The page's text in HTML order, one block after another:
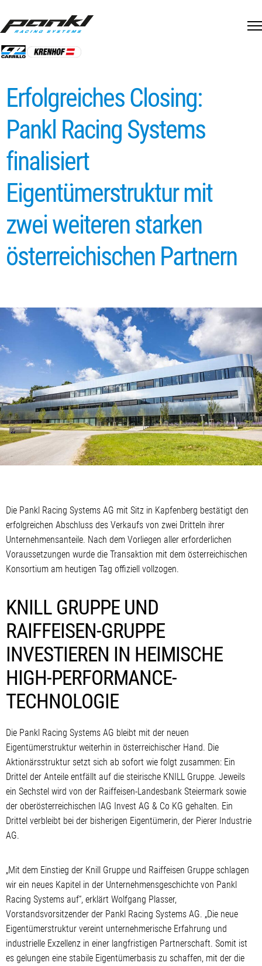
content
Erfolgreiches Closing:
Pankl Racing Systems
finalisiert
Eigentümerstruktur mit
zwei weiteren starken
österreichischen Partnern
Die Pankl Racing Systems AG mit Sitz in Kapfenberg bestätigt den
erfolgreichen Abschluss des Verkaufs von zwei Dritteln ihrer
Unternehmensanteile. Nach dem Vorliegen aller erforderlichen
Voraussetzungen wurde die Transaktion mit dem österreichischen
Konsortium am heutigen Tag offiziell vollzogen.
KNILL GRUPPE UND
RAIFFEISEN-GRUPPE
INVESTIEREN IN HEIMISCHE
HIGH-PERFORMANCE-
TECHNOLOGIE
Die Pankl Racing Systems AG bleibt mit der neuen
Eigentümerstruktur weiterhin in österreichischer Hand. Die
Aktionärsstruktur setzt sich ab sofort wie folgt zusammen: Ein
Drittel der Anteile entfällt auf die steirische KNILL Gruppe. Jeweils
ein Sechstel wird von der Raiffeisen-Landesbank Steiermark sowie
der oberösterreichischen IAG Invest AG & Co KG gehalten. Ein
Drittel verbleibt bei der bisherigen Eigentümerin, der Pierer Industrie
AG.
„Mit dem Einstieg der Knill Gruppe und Raiffeisen Gruppe schlagen
wir ein neues Kapitel in der Unternehmensgeschichte von Pankl
Racing Systems auf“, erklärt Wolfgang Plasser,
Vorstandsvorsitzender der Pankl Racing Systems AG. „Die neue
Eigentümerstruktur vereint unternehmerische Erfahrung und
industrielle Exzellenz in einer langfristigen Partnerschaft. Somit ist
es gelungen eine stabile Eigentümerbasis zu schaffen, mit der die